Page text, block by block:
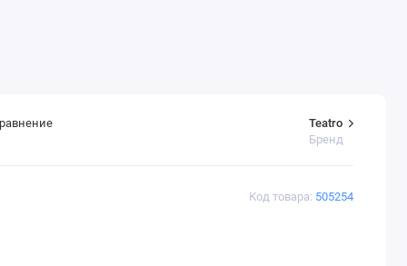
Код товара: 505254
Teatro
Бренд